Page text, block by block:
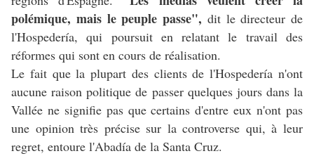
polémique, mais le peuple passe", dit le directeur de
l'Hospedería, qui poursuit en relatant le travail des
réformes qui sont en cours de réalisation.
Le fait que la plupart des clients de l'Hospedería n'ont
aucune raison politique de passer quelques jours dans la
Vallée ne signifie pas que certains d'entre eux n'ont pas
une opinion très précise sur la controverse qui, à leur
regret, entoure l'Abadía de la Santa Cruz.